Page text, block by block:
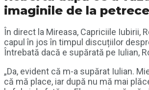
imaginile de la
În direct la Mireasa, Capriciile Iubirii,
capul în jos în timpul discuțiilor
Întrebată dacă e supărată pe Iulian,
„Da, evident că m-a supărat Iulian.
că mă place, iar după nu mă mai